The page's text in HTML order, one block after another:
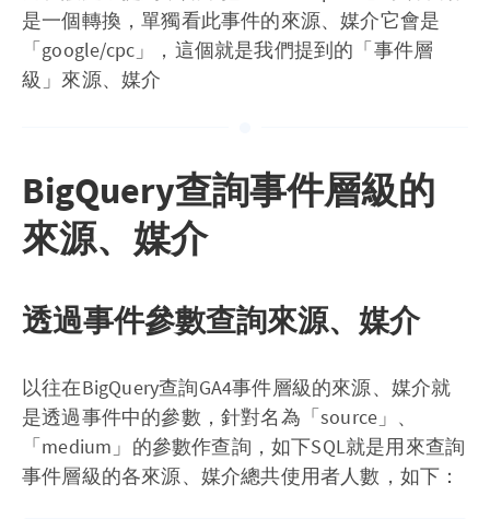
是一個轉換，單獨看此事件的來源、媒介它會是
「google/cpc」，這個就是我們提到的「事件層
級」來源、媒介
BigQuery查詢事件層級的
來源、媒介
透過事件參數查詢來源、媒介
以往在BigQuery查詢GA4事件層級的來源、媒介就
是透過事件中的參數，針對名為「source」、
「medium」的參數作查詢，如下SQL就是用來查詢
事件層級的各來源、媒介總共使用者人數，如下：